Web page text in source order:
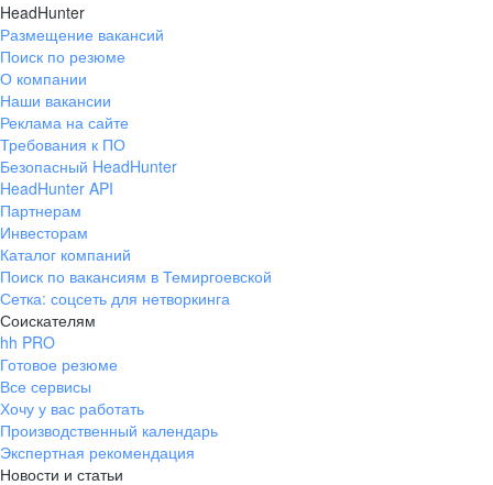
HeadHunter
Размещение вакансий
Поиск по резюме
О компании
Наши вакансии
Реклама на сайте
Требования к ПО
Безопасный HeadHunter
HeadHunter API
Партнерам
Инвесторам
Каталог компаний
Поиск по вакансиям в Темиргоевской
Сетка: соцсеть для нетворкинга
Соискателям
hh PRO
Готовое резюме
Все сервисы
Хочу у вас работать
Производственный календарь
Экспертная рекомендация
Новости и статьи